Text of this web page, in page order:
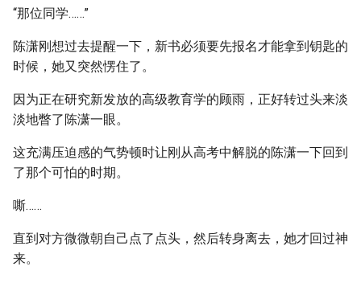
“那位同学……”
陈潇刚想过去提醒一下，新书必须要先报名才能拿到钥匙的
时候，她又突然愣住了。
因为正在研究新发放的高级教育学的顾雨，正好转过头来淡
淡地瞥了陈潇一眼。
这充满压迫感的气势顿时让刚从高考中解脱的陈潇一下回到
了那个可怕的时期。
嘶……
直到对方微微朝自己点了点头，然后转身离去，她才回过神
来。